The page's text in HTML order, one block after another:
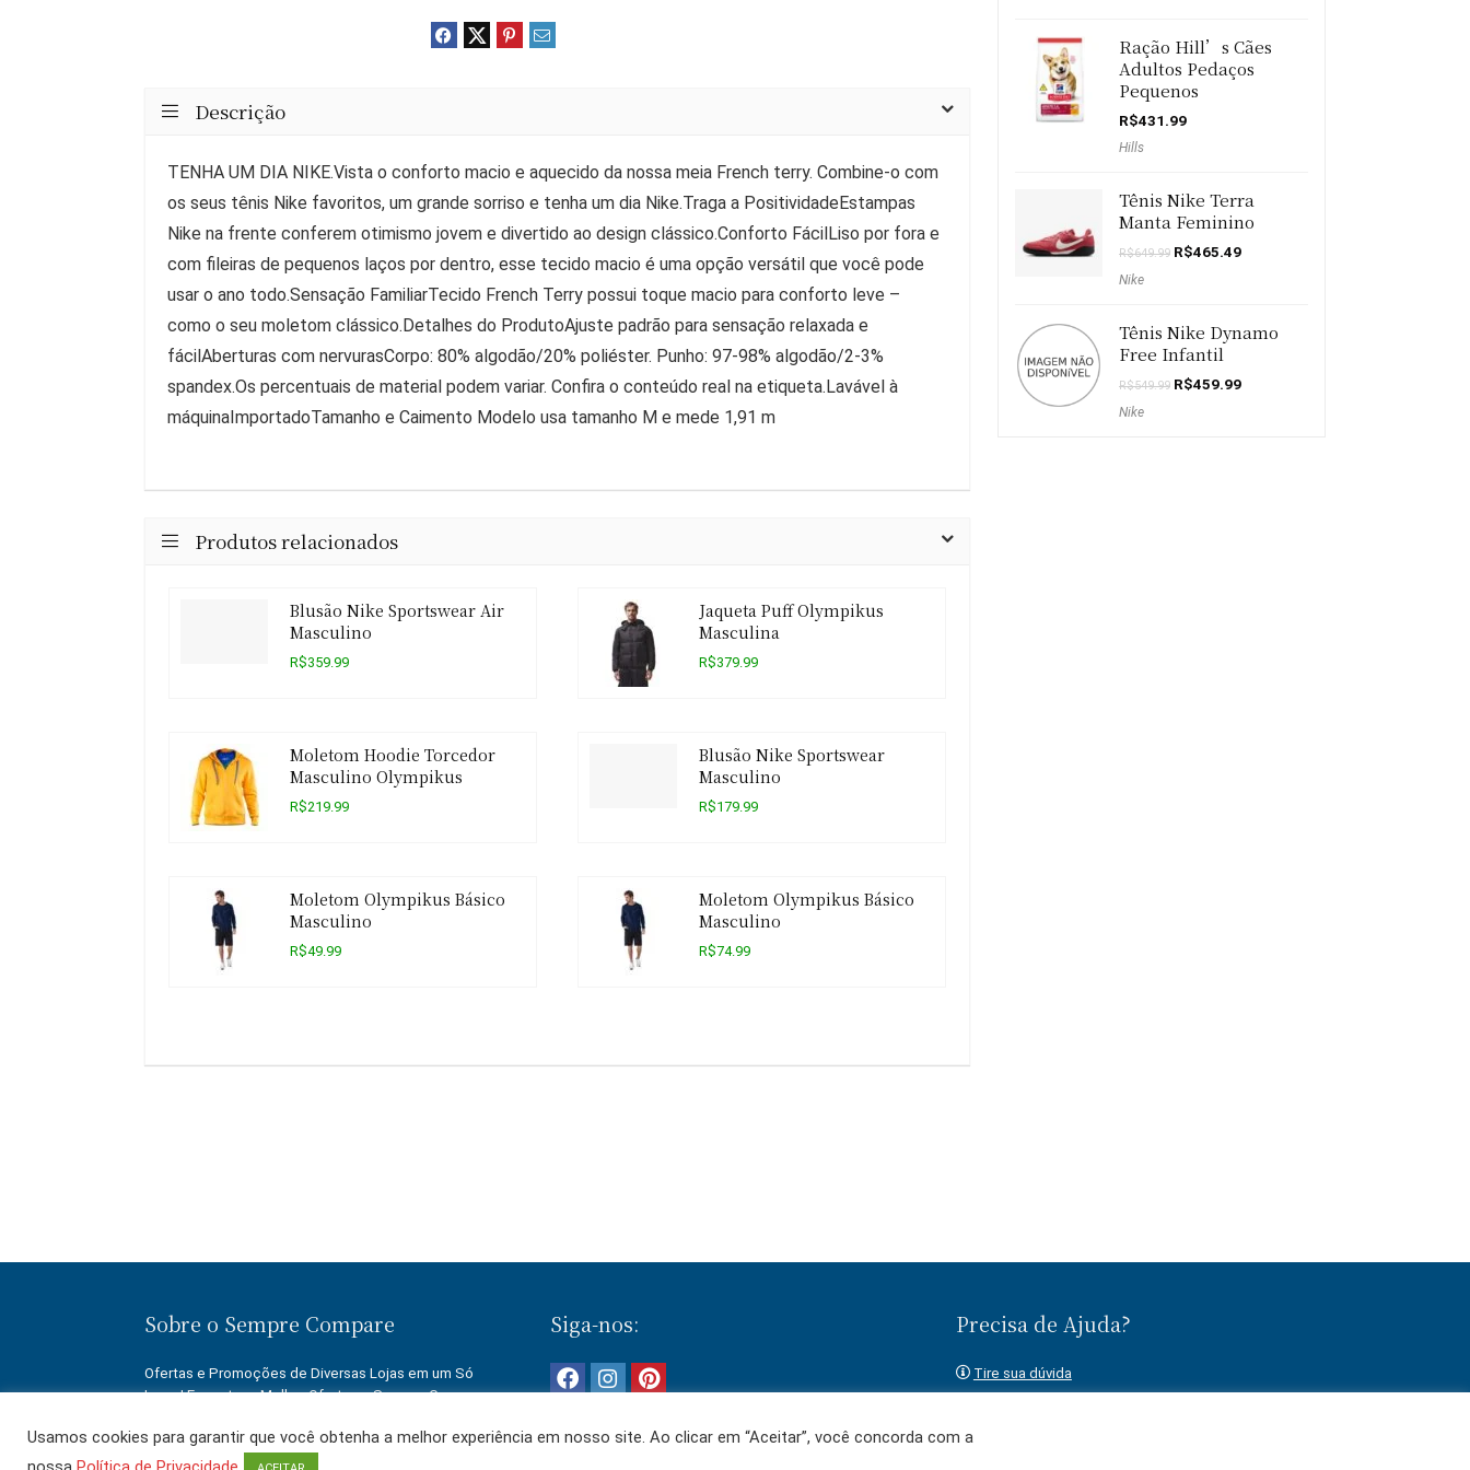
Descrição
TENHA UM DIA NIKE.Vista o conforto macio e aquecido da nossa meia French terry. Combine-o com
os seus tênis Nike favoritos, um grande sorriso e tenha um dia Nike.Traga a PositividadeEstampas
Nike na frente conferem otimismo jovem e divertido ao design clássico.Conforto FácilLiso por fora e
com fileiras de pequenos laços por dentro, esse tecido macio é uma opção versátil que você pode
usar o ano todo.Sensação FamiliarTecido French Terry possui toque macio para conforto leve –
como o seu moletom clássico.Detalhes do ProdutoAjuste padrão para sensação relaxada e
fácilAberturas com nervurasCorpo: 80% algodão/20% poliéster. Punho: 97-98% algodão/2-3%
spandex.Os percentuais de material podem variar. Confira o conteúdo real na etiqueta.Lavável à
máquinaImportadoTamanho e Caimento Modelo usa tamanho M e mede 1,91 m
Produtos relacionados
Blusão Nike Sportswear Air
Masculino
R$359.99
Jaqueta Puff Olympikus
Masculina
R$379.99
Moletom Hoodie Torcedor
Masculino Olympikus
R$219.99
Blusão Nike Sportswear
Masculino
R$179.99
Moletom Olympikus Básico
Masculino
R$49.99
Moletom Olympikus Básico
Masculino
R$74.99
Ração Hill’s Cães
Adultos Pedaços
Pequenos
R$431.99
Hills
Tênis Nike Terra
Manta Feminino
R$649.99 O
R$465.49O
Nike
Tênis Nike Dynamo
Free Infantil
R$549.99 O
R$459.99O
Nike
Sobre o Sempre Compare
Ofertas e Promoções de Diversas Lojas em um Só
Lugar! Encontre a Melhor Oferta no Sempre Compare e
Siga-nos: Precisa de Ajuda?
Tire sua dúvida
Usamos cookies para garantir que você obtenha a melhor experiência em nosso site. Ao clicar em “Aceitar”, você concorda com a